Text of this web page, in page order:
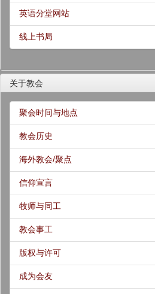
英语分堂网站
线上书局
关于教会
聚会时间与地点
教会历史
海外教会/聚点
信仰宣言
牧师与同工
教会事工
版权与许可
成为会友